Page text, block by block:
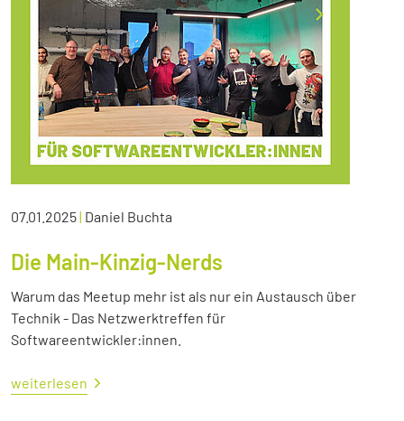
07.01.2025| Daniel Buchta
Die Main-Kinzig-Nerds
Warum das Meetup mehr ist als nur ein Austausch über
Technik - Das Netzwerktreffen für
Softwareentwickler:innen.
weiterlesen